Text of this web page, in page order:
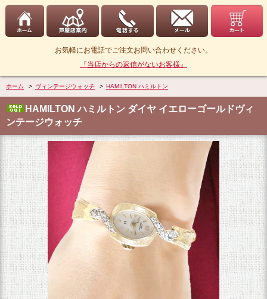
お気軽にお電話でご注文お問い合わせください。
『当店からの返信がないお客様』
ホーム > ヴィンテージウォッチ > HAMILTON ハミルトン
HAMILTON ハミルトン ダイヤ イエローゴールドヴィ
ンテージウォッチ